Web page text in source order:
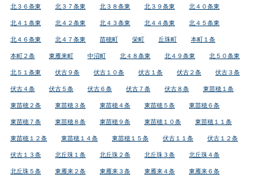
北３６条東 北３７条東 北３８条東 北３９条東 北４０条東
北４１条東 北４２条東 北４３条東 北４４条東 北４５条東
北４６条東 北４７条東 苗穂町 栄町 丘珠町 本町１条
本町２条 東雁来町 中沼町 北４８条東 北４９条東 北５０条東
北５１条東 伏古９条 伏古１０条 伏古１条 伏古２条 伏古３条
伏古４条 伏古５条 伏古６条 伏古７条 伏古８条 東苗穂１条
東苗穂２条 東苗穂３条 東苗穂４条 東苗穂５条 東苗穂６条
東苗穂７条 東苗穂８条 東苗穂９条 東苗穂１０条 東苗穂１１条
東苗穂１２条 東苗穂１４条 東苗穂１５条 伏古１１条 伏古１２条
伏古１３条 北丘珠１条 北丘珠２条 北丘珠３条 北丘珠４条
北丘珠５条 東雁来２条 東雁来３条 東雁来４条 東雁来６条